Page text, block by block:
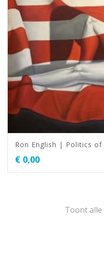
Ron English | Politics of
€ 0,00
Toont